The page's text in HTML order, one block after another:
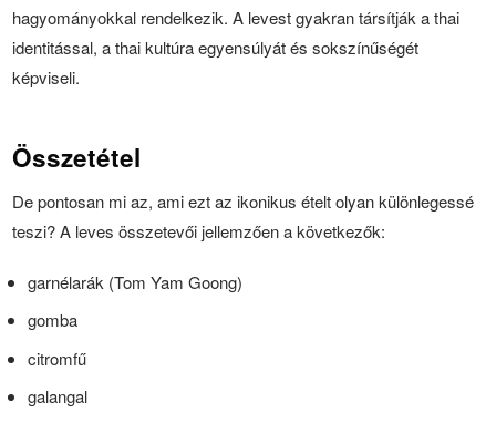
hagyományokkal rendelkezik. A levest gyakran társítják a thai
identitással, a thai kultúra egyensúlyát és sokszínűségét
képviseli.
Összetétel
De pontosan mi az, ami ezt az ikonikus ételt olyan különlegessé
teszi? A leves összetevői jellemzően a következők:
garnélarák (Tom Yam Goong)
gomba
citromfű
galangal